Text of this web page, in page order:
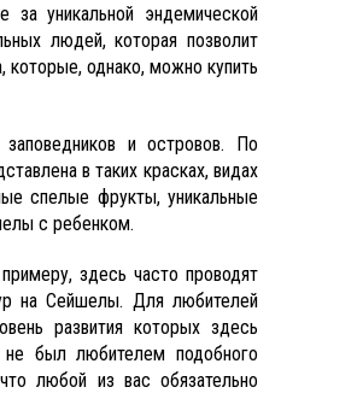
за уникальной эндемической
людей, которая позволит
которые, однако, можно купить
и островов. По
в таких красках, видах
спелые фрукты, уникальные
с ребенком.
здесь часто проводят
на Сейшелы. Для любителей
развития которых здесь
не был любителем подобного
любой из вас обязательно